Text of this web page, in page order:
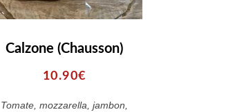
Calzone (Chausson)
10.90€
Tomate, mozzarella, jambon,